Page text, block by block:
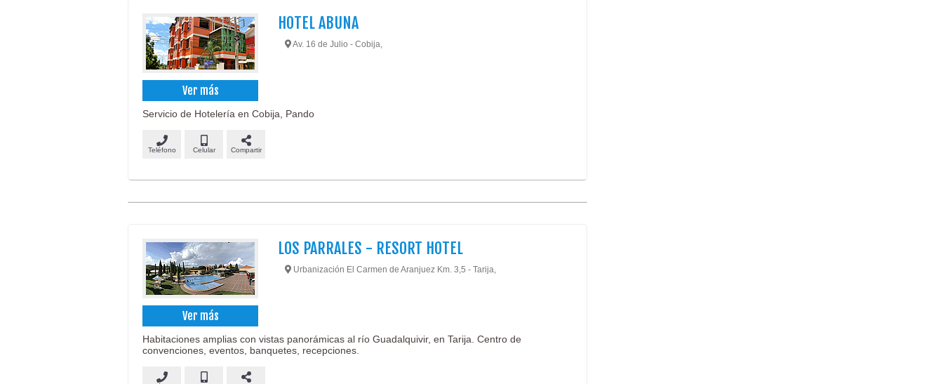
Ver más
HOTEL ABUNA
Av. 16 de Julio - Cobija,
Servicio de Hotelería en Cobija, Pando
Teléfono Celular Compartir
Ver más
LOS PARRALES - RESORT HOTEL
Urbanización El Carmen de Aranjuez Km. 3,5 - Tarija,
Habitaciones amplias con vistas panorámicas al río Guadalquivir, en Tarija. Centro de
convenciones, eventos, banquetes, recepciones.